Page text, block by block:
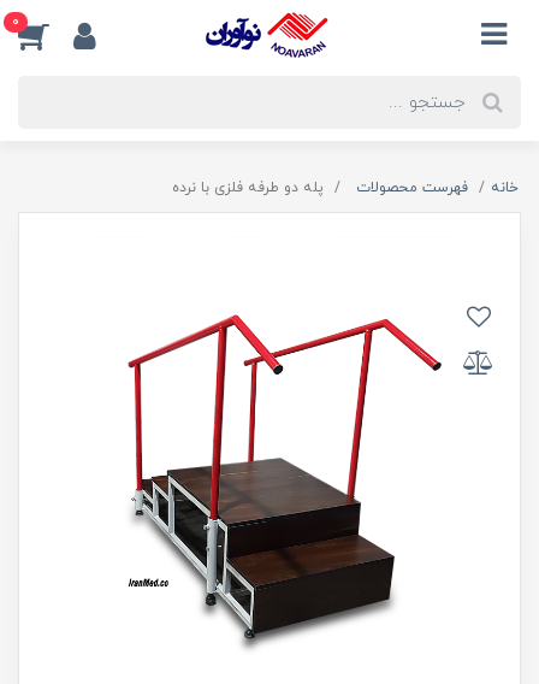
0
خانه فهرست محصولات پله دو طرفه فلزی با نرده